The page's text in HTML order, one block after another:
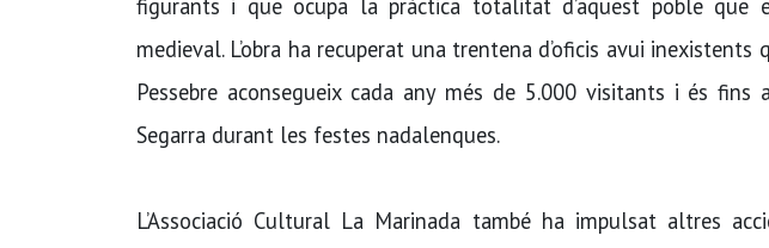
figurants i que ocupa la pràctica totalitat d’aquest poble que
medieval. L’obra ha recuperat una trentena d’oficis avui
Pessebre aconsegueix cada any més de 5.000 visitants i és
Segarra durant les festes nadalenques.
L’Associació Cultural La Marinada també ha impulsat altres